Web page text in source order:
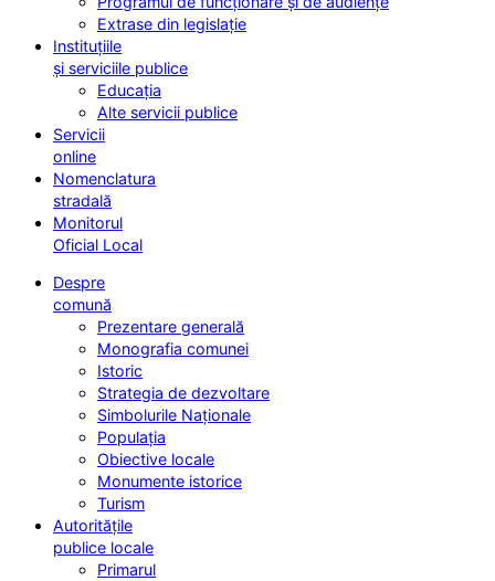
Extrase din legislație
Instituțiile
și serviciile publice
Educația
Alte servicii publice
Servicii
online
Nomenclatura
stradală
Monitorul
Oficial Local
Despre
comună
Prezentare generală
Monografia comunei
Istoric
Strategia de dezvoltare
Simbolurile Naționale
Populația
Obiective locale
Monumente istorice
Turism
Autoritățile
publice locale
Primarul